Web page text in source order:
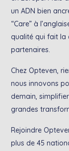
un ADN bien
“Care” à
qualité qui fait la
partenaires.
Chez Opteven,
nous innovons
demain,
grandes
Rejoindre
plus de 45